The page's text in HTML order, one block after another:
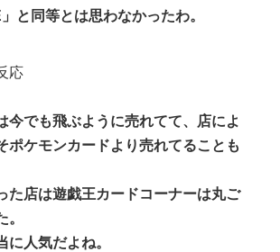
と同等とは思わなかったわ。
応
今でも飛ぶように売れてて、店によ
ポケモンカードより売れてることも
た店は遊戯王カードコーナーは丸ご
。
に人気だよね。